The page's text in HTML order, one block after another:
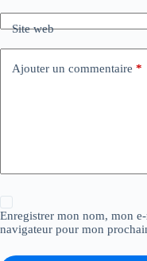
Site web
Ajouter un commentaire *
Enregistrer mon nom, mon
navigateur pour mon